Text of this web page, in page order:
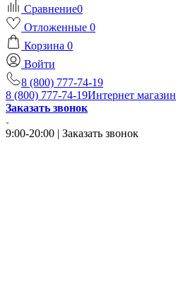
Сравнение0
Отложенные 0
Корзина 0
Войти
8 (800) 777-74-19
8 (800) 777-74-19Интернет магазин
Заказать звонок
9:00-20:00 | Заказать звонок